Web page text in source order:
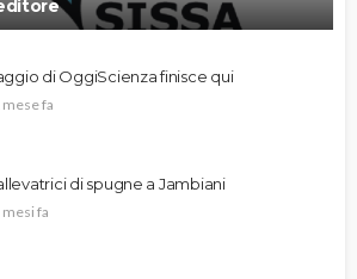
di OggiScienza finisce qui
mese fa
di spugne a Jambiani
mesi fa